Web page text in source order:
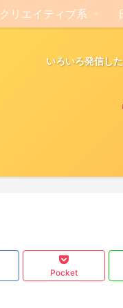
いろいろ発信し
クリエイティブ系
Pocket